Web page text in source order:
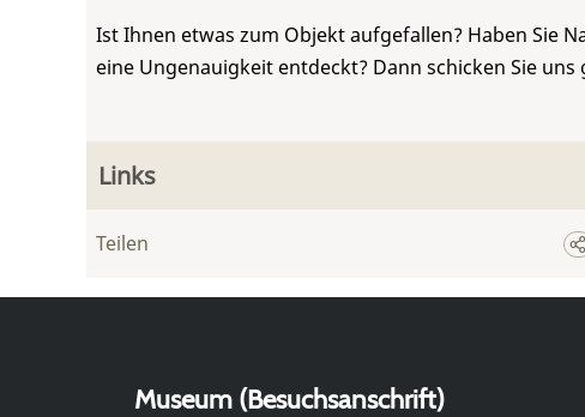
Ist Ihnen etwas zum Objekt aufgefallen? Haben Sie
eine Ungenauigkeit entdeckt? Dann schicken Sie uns
Links
Teilen
Museum (Besuchsanschrift)